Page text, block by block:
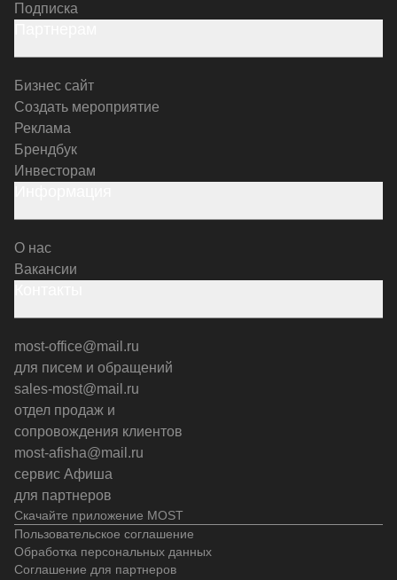
Скачайте приложение MOST
Подписка
Бизнес сайт
Создать мероприятие
Реклама
Брендбук
Инвесторам
О нас
Вакансии
most-office@mail.ru
для писем и обращений
sales-most@mail.ru
отдел продаж и
сопровождения клиентов
most-afisha@mail.ru
сервис Афиша
для партнеров
Пользовательское соглашение
Обработка персональных данных
Соглашение для партнеров